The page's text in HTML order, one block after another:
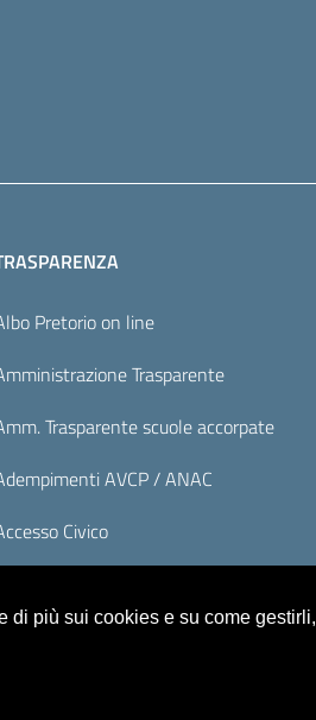
Pretorio on line
Trasparente
Trasparente scuole accorpate
AVCP / ANAC
Civico
di più sui cookies e su come gestirli,